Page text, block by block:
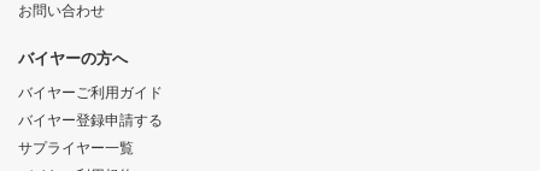
お問い合わせ
バイヤーの方へ
バイヤーご利用ガイド
バイヤー登録申請する
サプライヤー一覧